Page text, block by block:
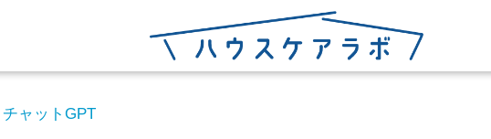
チャットGPT